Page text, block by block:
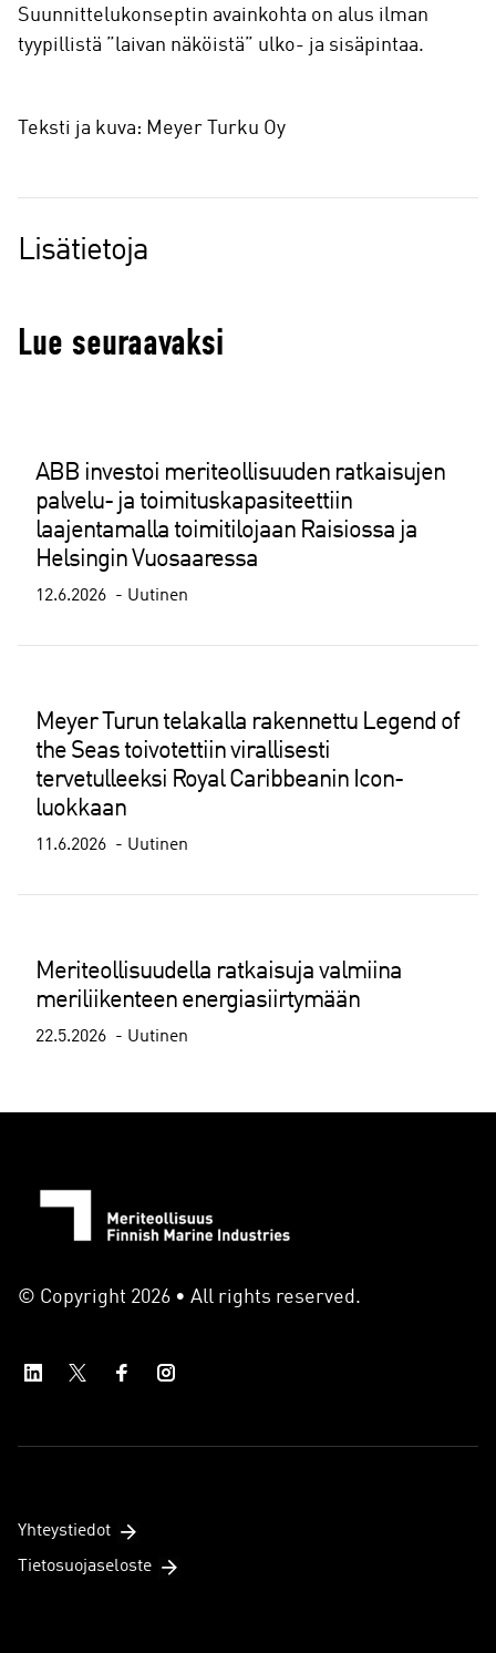
Suunnittelukonseptin avainkohta on alus ilman
tyypillistä ”laivan näköistä” ulko- ja sisäpintaa.
Teksti ja kuva: Meyer Turku Oy
Lisätietoja
Lue seuraavaksi
ABB investoi meriteollisuuden ratkaisujen
palvelu- ja toimituskapasiteettiin
laajentamalla toimitilojaan Raisiossa ja
Helsingin Vuosaaressa
12.6.2026 Uutinen
Meyer Turun telakalla rakennettu Legend of
the Seas toivotettiin virallisesti
tervetulleeksi Royal Caribbeanin Icon-
luokkaan
11.6.2026 Uutinen
Meriteollisuudella ratkaisuja valmiina
meriliikenteen energiasiirtymään
22.5.2026 Uutinen
© Copyright 2026 • All rights reserved.
Yhteystiedot
Tietosuojaseloste